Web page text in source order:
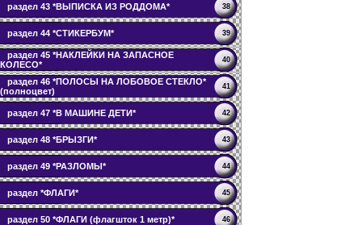
раздел 43 *ВЫПИСКА ИЗ РОДДОМА* 38
раздел 44 *СТИКЕРБУМ* 39
раздел 45 *НАКЛЕЙКИ НА ЗАПАСНОЕ
КОЛЕСО*
40
раздел 46 *ПОЛОСЫ НА ЛОБОВОЕ СТЕКЛО*
(полноцвет)
41
раздел 47 *В МАШИНЕ ДЕТИ* 42
раздел 48 *БРЫЗГИ* 43
раздел 49 *РАЗЛОМЫ* 44
раздел *ФЛАГИ* 45
раздел 50 *ФЛАГИ (флагшток 1 метр)* 46